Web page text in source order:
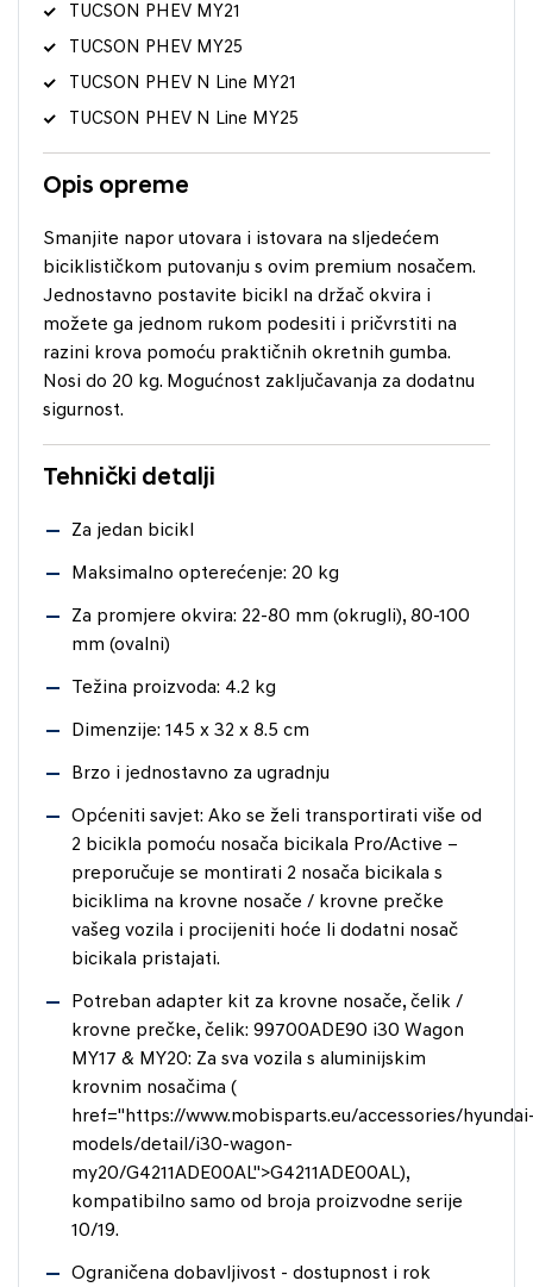
TUCSON PHEV MY21
TUCSON PHEV MY25
TUCSON PHEV N Line MY21
TUCSON PHEV N Line MY25
Opis opreme
Smanjite napor utovara i istovara na sljedećem
biciklističkom putovanju s ovim premium nosačem.
Jednostavno postavite bicikl na držač okvira i
možete ga jednom rukom podesiti i pričvrstiti na
razini krova pomoću praktičnih okretnih gumba.
Nosi do 20 kg. Mogućnost zaključavanja za dodatnu
sigurnost.
Tehnički detalji
Za jedan bicikl
Maksimalno opterećenje: 20 kg
Za promjere okvira: 22-80 mm (okrugli), 80-100
mm (ovalni)
Težina proizvoda: 4.2 kg
Dimenzije: 145 x 32 x 8.5 cm
Brzo i jednostavno za ugradnju
Općeniti savjet: Ako se želi transportirati više od
2 bicikla pomoću nosača bicikala Pro/Active –
preporučuje se montirati 2 nosača bicikala s
biciklima na krovne nosače / krovne prečke
vašeg vozila i procijeniti hoće li dodatni nosač
bicikala pristajati.
Potreban adapter kit za krovne nosače, čelik /
krovne prečke, čelik: 99700ADE90 i30 Wagon
MY17 & MY20: Za sva vozila s aluminijskim
krovnim nosačima (
href="https://www.mobisparts.eu/accessories/
models/detail/i30-wagon-
my20/G4211ADE00AL">G4211ADE00AL),
kompatibilno samo od broja proizvodne serije
10/19.
Ograničena dobavljivost - dostupnost i rok